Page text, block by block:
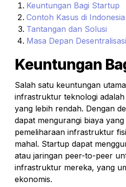
Keuntungan Bagi Startup
Contoh Kasus di Indonesia
Tantangan dan Solusi
Masa Depan
Keuntungan
Salah satu keuntungan
infrastruktur teknologi
yang lebih rendah. Dengan
dapat mengurangi biaya
pemeliharaan infrastruktur
mahal. Startup dapat
atau jaringan peer-to-peer
infrastruktur mereka, yang
ekonomis.